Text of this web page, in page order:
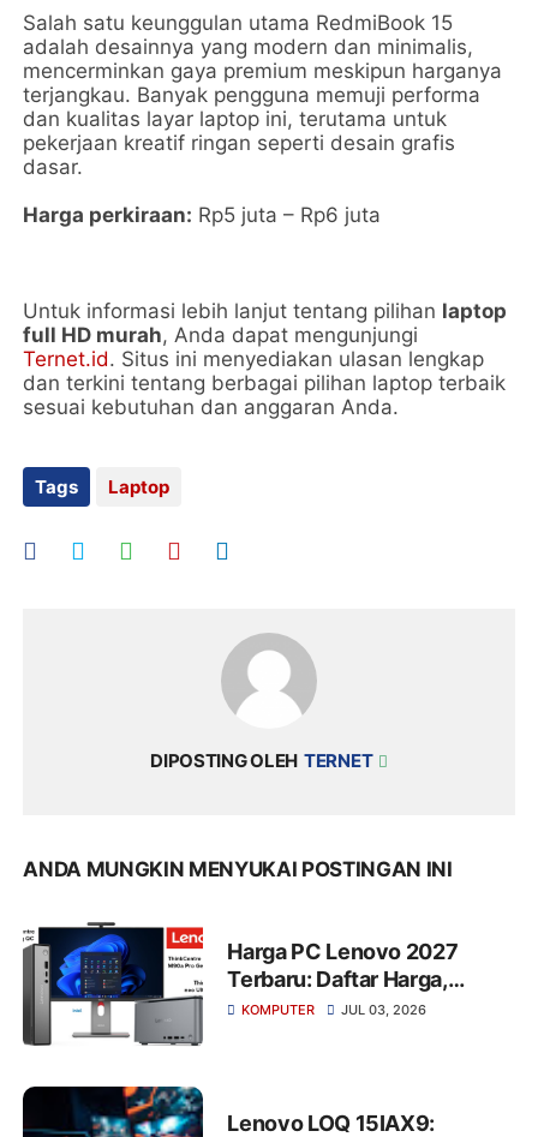
Salah satu keunggulan utama RedmiBook 15
adalah desainnya yang modern dan minimalis,
mencerminkan gaya premium meskipun harganya
terjangkau. Banyak pengguna memuji performa
dan kualitas layar laptop ini, terutama untuk
pekerjaan kreatif ringan seperti desain grafis
dasar.
Harga perkiraan: Rp5 juta – Rp6 juta
Untuk informasi lebih lanjut tentang pilihan laptop
full HD murah, Anda dapat mengunjungi
Ternet.id. Situs ini menyediakan ulasan lengkap
dan terkini tentang berbagai pilihan laptop terbaik
sesuai kebutuhan dan anggaran Anda.
Tags Laptop
DIPOSTING OLEH TERNET
ANDA MUNGKIN MENYUKAI POSTINGAN INI
Harga PC Lenovo 2027
Terbaru: Daftar Harga,
Spesifikasi, dan
KOMPUTER JUL 03, 2026
Lenovo LOQ 15IAX9: